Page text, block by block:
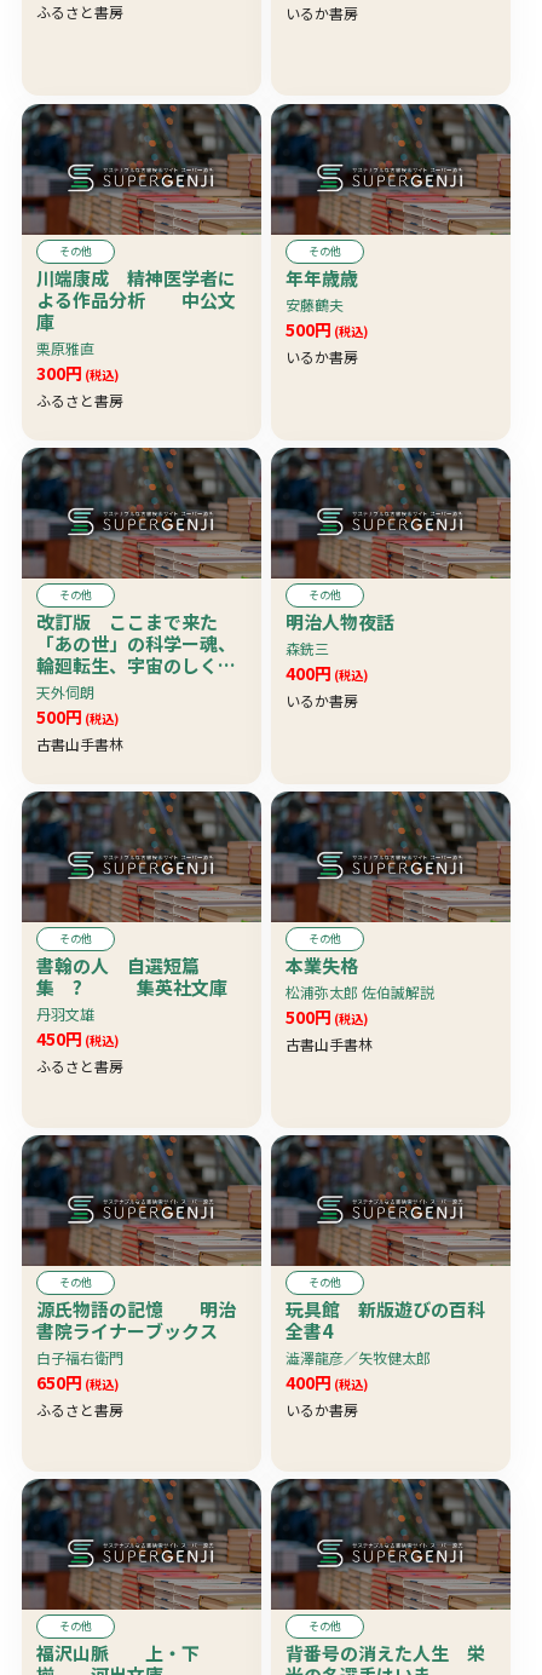
ふるさと書房 いるか書房
その他
川端康成 精神医学者に
よる作品分析 中公文
庫
栗原雅直
300円 (税込)
ふるさと書房
その他
年年歳歳
安藤鶴夫
500円 (税込)
いるか書房
その他
改訂版 ここまで来た
「あの世」の科学ー魂、
輪廻転生、宇宙のしくみ
を解明するー
天外伺朗
500円 (税込)
古書山手書林
その他
明治人物夜話
森銑三
400円 (税込)
いるか書房
その他
書翰の人 自選短篇
集 ? 集英社文庫
丹羽文雄
450円 (税込)
ふるさと書房
その他
本業失格
松浦弥太郎 佐伯誠解説
500円 (税込)
古書山手書林
その他
源氏物語の記憶 明治
書院ライナーブックス
白子福右衛門
650円 (税込)
ふるさと書房
その他
玩具館 新版遊びの百科
全書4
澁澤龍彦／矢牧健太郎
400円 (税込)
いるか書房
その他
福沢山脈 上・下
その他
背番号の消えた人生 栄